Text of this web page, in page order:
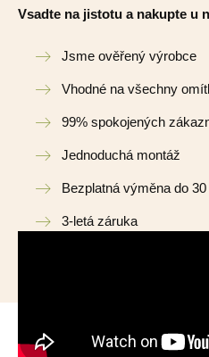
Vsadte na jistotu a nakupte u
Jsme ověřený výrobce
Vhodné na všechny
99% spokojených
Jednoduchá montáž
Bezplatná výměna do
3-letá záruka